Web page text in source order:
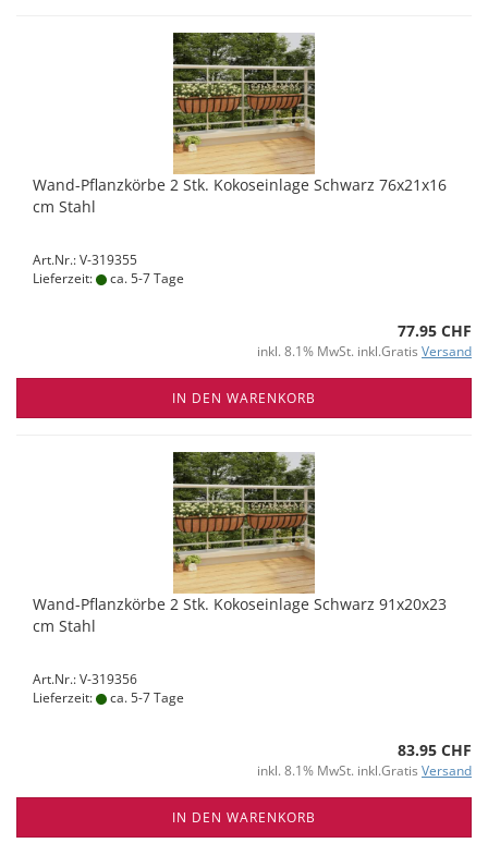
Wand-Pflanzkörbe 2 Stk. Kokoseinlage Schwarz 76x21x16
cm Stahl
Art.Nr.: V-319355
Lieferzeit:
ca. 5-7 Tage
77.95 CHF
inkl. 8.1% MwSt. inkl.Gratis Versand
IN DEN WARENKORB
Wand-Pflanzkörbe 2 Stk. Kokoseinlage Schwarz 91x20x23
cm Stahl
Art.Nr.: V-319356
Lieferzeit:
ca. 5-7 Tage
83.95 CHF
inkl. 8.1% MwSt. inkl.Gratis Versand
IN DEN WARENKORB